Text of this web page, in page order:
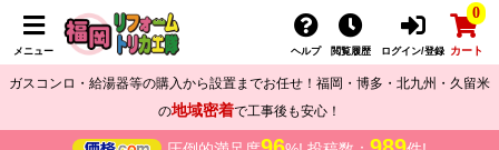
メニュー ヘルプ 閲覧履歴 ログイン/登録
0
カート
ガスコンロ・給湯器等の購入から設置までお任せ！福岡・博多・北九州・久留米
の地域密着で工事後も安心！